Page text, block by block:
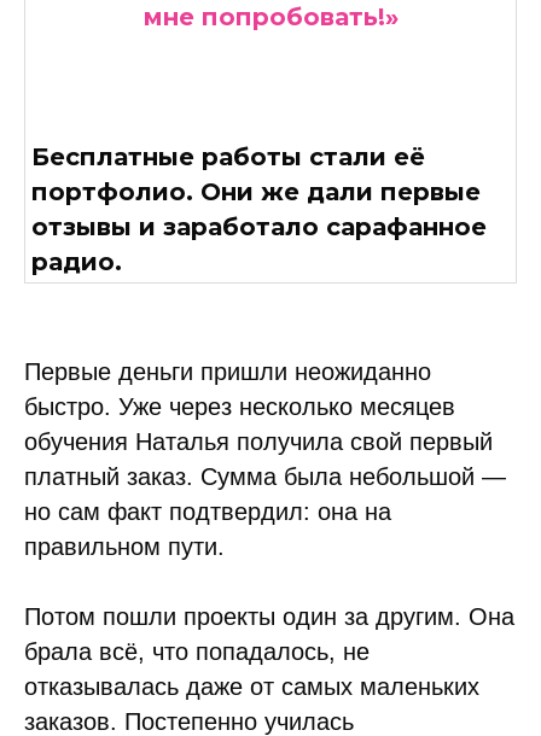
мне попробовать!»
Бесплатные работы стали её
портфолио. Они же дали первые
отзывы и заработало сарафанное
радио.
Первые деньги пришли неожиданно
быстро. Уже через несколько месяцев
обучения Наталья получила свой первый
платный заказ. Сумма была небольшой —
но сам факт подтвердил: она на
правильном пути.
Потом пошли проекты один за другим. Она
брала всё, что попадалось, не
отказывалась даже от самых маленьких
заказов. Постепенно училась